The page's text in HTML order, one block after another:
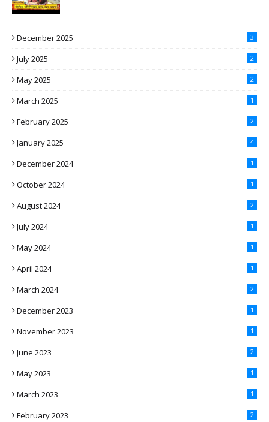
December 2025 3
July 2025 2
May 2025 2
March 2025 1
February 2025 2
January 2025 4
December 2024 1
October 2024 1
August 2024 2
July 2024 1
May 2024 1
April 2024 1
March 2024 2
December 2023 1
November 2023 1
June 2023 2
May 2023 1
March 2023 1
February 2023 2